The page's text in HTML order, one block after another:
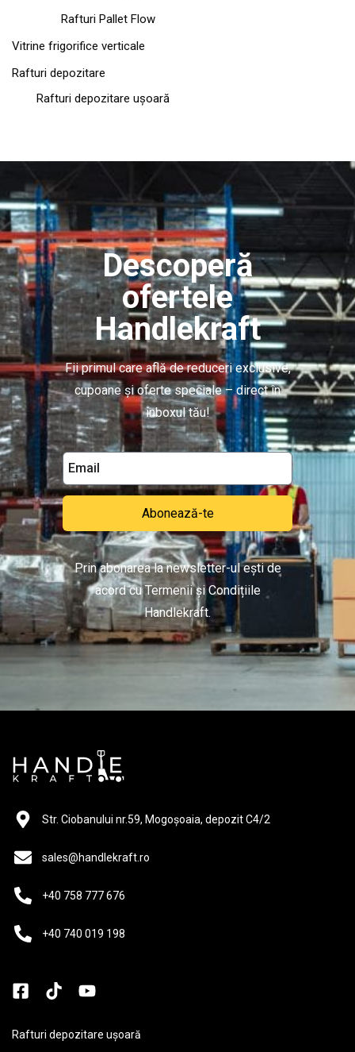
Rafturi Pallet Flow
Vitrine frigorifice verticale
Rafturi depozitare
Rafturi depozitare ușoară
Rafturi modulare metalice
Rafturi depozitare paleți
Rafturi Mezzanine
Rafturi Cantilever
Rafturi Drive-in
Rafturi mobile pentru arhivă
Accesorii rafturi metalice
Rafturi magazin
Accesorii rafturi comerciale
Coșuri de cumpărături
Rafturi perforate
Sisteme ghidare magazin
Rafturi de perete
Rafturi de mijloc (gondolă) pentru magazin
Rafturi fructe si legume
Coșuri promoționale
Rafturi pâine și patiserie
Tejghele magazin
Transpaleți electrici (lize electrice)
Stivuitoare electrice noi
Transpalet manual tip foarfecă
Lize și cărucioare transport
Scări mobile cu platformă
Necategorizate
Descoperă
ofertele
Handlekraft
Fii primul care află de reduceri exclusive,
cupoane și oferte speciale – direct în
inboxul tău!
Abonează-te
Prin abonarea la newsletter-ul ești de
acord cu Termenii și Condițiile
Handlekraft.
Str. Ciobanului nr.59, Mogoșoaia, depozit C4/2
sales@handlekraft.ro
+40 758 777 676
+40 740 019 198
Rafturi depozitare ușoară